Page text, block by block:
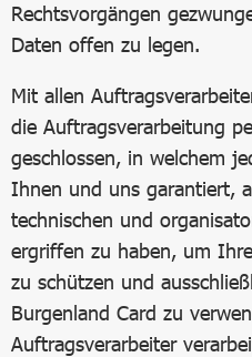
Rechtsvorgängen
Daten offen zu legen.
Mit allen
die Auftragsverarbeitung
geschlossen, in welchem
Ihnen und uns garantiert,
technischen und
ergriffen zu haben, um
zu schützen und
Burgenland Card zu
Auftragsverarbeiter